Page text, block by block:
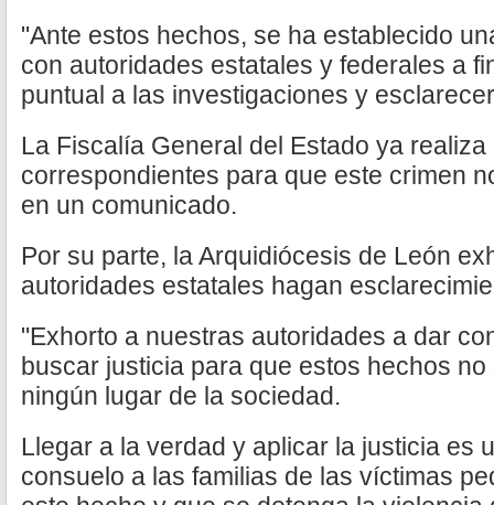
"Ante estos hechos, se ha establecido
con autoridades estatales y federales a
puntual a las investigaciones y
La Fiscalía General del Estado ya
correspondientes para que este crimen
en un comunicado.
Por su parte, la Arquidiócesis de León
autoridades estatales hagan
"Exhorto a nuestras autoridades a dar
buscar justicia para que estos hechos
ningún lugar de la sociedad.
Llegar a la verdad y aplicar la justicia es
consuelo a las familias de las víctimas